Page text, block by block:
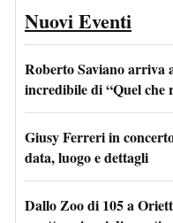
Nuovi Eventi
Roberto Saviano arriva
incredibile di “Quel che
Giusy Ferreri in
data, luogo e dettagli
Dallo Zoo di 105 a